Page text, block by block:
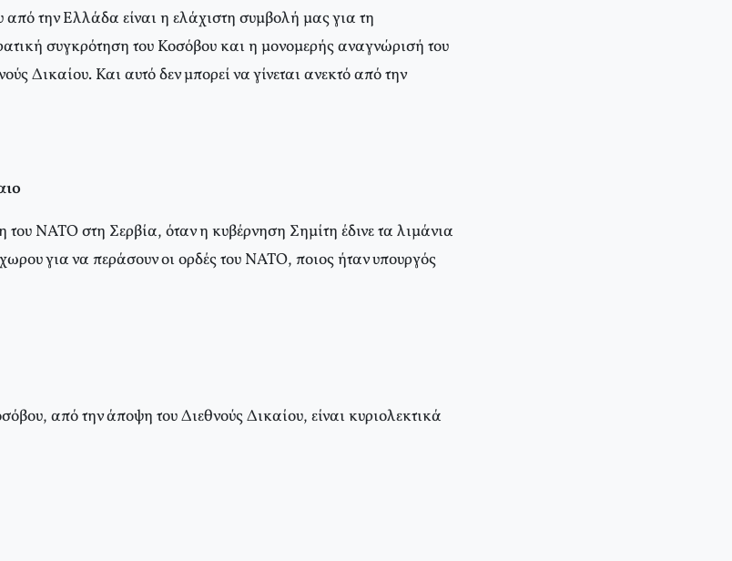
την Ελλάδα είναι η ελάχιστη συμβολή μας για τη
συγκρότηση του Κοσόβου και η μονομερής αναγνώρισή του
Δικαίου. Και αυτό δεν μπορεί να γίνεται ανεκτό από την
του ΝΑΤΟ στη Σερβία, όταν η κυβέρνηση Σημίτη έδινε τα λιμάνια
για να περάσουν οι ορδές του ΝΑΤΟ, ποιος ήταν υπουργός
από την άποψη του Διεθνούς Δικαίου, είναι κυριολεκτικά